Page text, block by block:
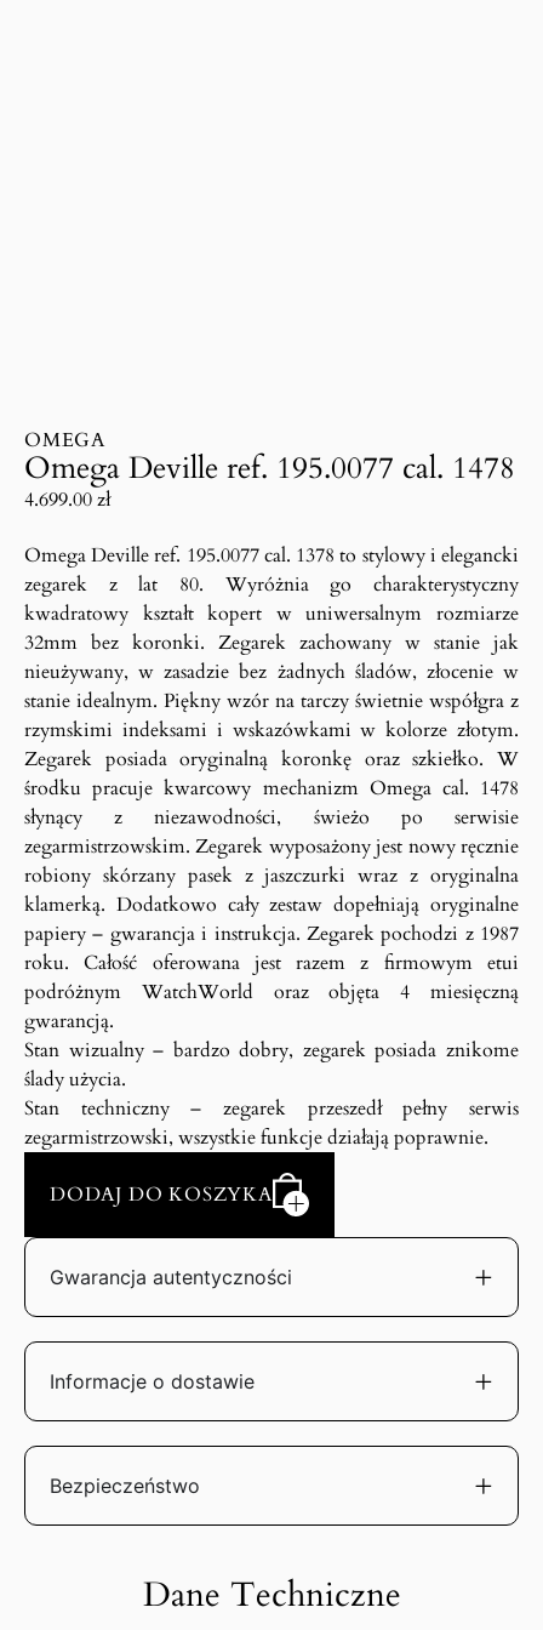
OMEGA
Omega Deville ref. 195.0077 cal. 1478
4.699.00zł
Omega Deville ref. 195.0077 cal. 1378 to stylowy i elegancki
zegarek z lat 80. Wyróżnia go charakterystyczny
kwadratowy kształt kopert w uniwersalnym rozmiarze
32mm bez koronki. Zegarek zachowany w stanie jak
nieużywany, w zasadzie bez żadnych śladów, złocenie w
stanie idealnym. Piękny wzór na tarczy świetnie współgra z
rzymskimi indeksami i wskazówkami w kolorze złotym.
Zegarek posiada oryginalną koronkę oraz szkiełko. W
środku pracuje kwarcowy mechanizm Omega cal. 1478
słynący z niezawodności, świeżo po serwisie
zegarmistrzowskim. Zegarek wyposażony jest nowy ręcznie
robiony skórzany pasek z jaszczurki wraz z oryginalna
klamerką. Dodatkowo cały zestaw dopełniają oryginalne
papiery – gwarancja i instrukcja. Zegarek pochodzi z 1987
roku. Całość oferowana jest razem z firmowym etui
podróżnym WatchWorld oraz objęta 4 miesięczną
gwarancją.
Stan wizualny – bardzo dobry, zegarek posiada znikome
ślady użycia.
Stan techniczny – zegarek przeszedł pełny serwis
zegarmistrzowski, wszystkie funkcje działają poprawnie.
DODAJ DO KOSZYKA
Gwarancja autentyczności
Informacje o dostawie
Bezpieczeństwo
Dane Techniczne